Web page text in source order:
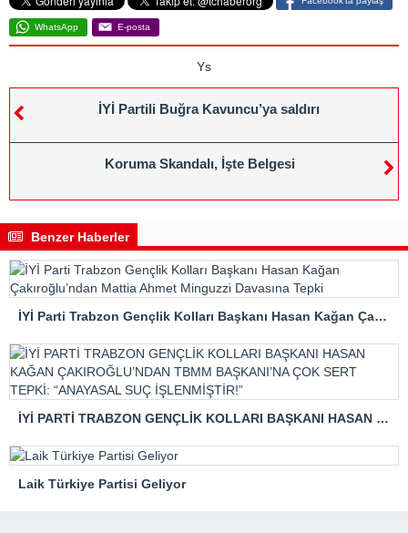
WhatsApp E-posta
Ys
İYİ Partili Buğra Kavuncu’ya saldırı
Koruma Skandalı, İşte Belgesi
Benzer Haberler
İYİ Parti Trabzon Gençlik Kolları Başkanı Hasan Kağan Çakıroğlu’ndan Mattia Ahmet Minguzzi Davasına Tepki
İYİ PARTİ TRABZON GENÇLİK KOLLARI BAŞKANI HASAN KAĞAN ÇAKIROĞLU’NDAN TBMM BAŞKANI’NA ÇOK SERT TEPKİ: “ANAYASAL SUÇ İŞLENMİŞTİR!”
Laik Türkiye Partisi Geliyor